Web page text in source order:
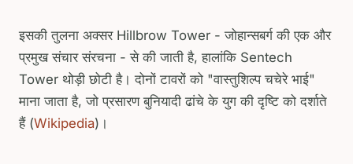
इसकी तुलना अक्सर Hillbrow Tower - जोहान्सबर्ग की एक और
प्रमुख संचार संरचना - से की जाती है, हालांकि Sentech
Tower थोड़ी छोटी है। दोनों टावरों को "वास्तुशिल्प चचेरे भाई"
माना जाता है, जो प्रसारण बुनियादी ढांचे के युग की दृष्टि को दर्शाते
हैं (Wikipedia)।